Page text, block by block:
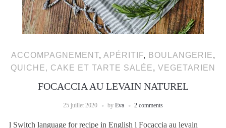
ACCOMPAGNEMENT, APÉRITIF, BOULANGERIE,
QUICHE, CAKE ET TARTE SALÉE, VEGETARIEN
FOCACCIA AU LEVAIN NATUREL
25 juillet 2020 by Eva 2 comments
l Switch language for recipe in English l Focaccia au levain